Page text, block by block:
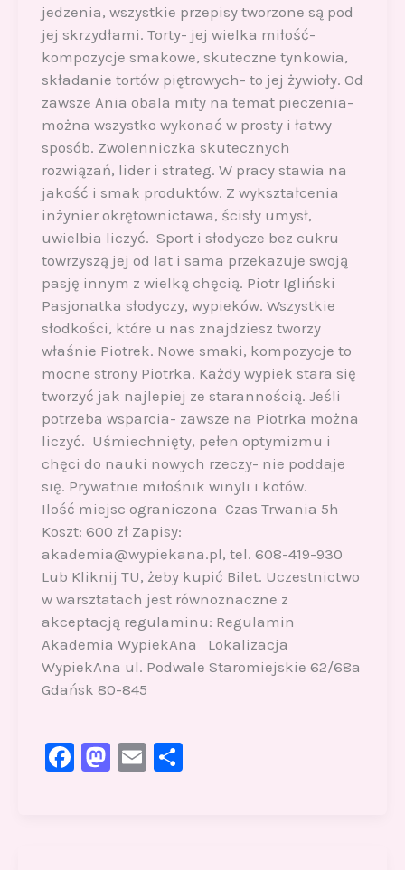
jedzenia, wszystkie przepisy tworzone są pod
jej skrzydłami. Torty- jej wielka miłość-
kompozycje smakowe, skuteczne tynkowia,
składanie tortów piętrowych- to jej żywioły. Od
zawsze Ania obala mity na temat pieczenia-
można wszystko wykonać w prosty i łatwy
sposób. Zwolenniczka skutecznych
rozwiązań, lider i strateg. W pracy stawia na
jakość i smak produktów. Z wykształcenia
inżynier okrętownictawa, ścisły umysł,
uwielbia liczyć. Sport i słodycze bez cukru
towrzyszą jej od lat i sama przekazuje swoją
pasję innym z wielką chęcią. Piotr Igliński
Pasjonatka słodyczy, wypieków. Wszystkie
słodkości, które u nas znajdziesz tworzy
właśnie Piotrek. Nowe smaki, kompozycje to
mocne strony Piotrka. Każdy wypiek stara się
tworzyć jak najlepiej ze starannością. Jeśli
potrzeba wsparcia- zawsze na Piotrka można
liczyć. Uśmiechnięty, pełen optymizmu i
chęci do nauki nowych rzeczy- nie poddaje
się. Prywatnie miłośnik winyli i kotów.
Ilość miejsc ograniczona Czas Trwania 5h
Koszt: 600 zł Zapisy:
akademia@wypiekana.pl, tel. 608-419-930
Lub Kliknij TU, żeby kupić Bilet. Uczestnictwo
w warsztatach jest równoznaczne z
akceptacją regulaminu: Regulamin
Akademia WypiekAna Lokalizacja
WypiekAna ul. Podwale Staromiejskie 62/68a
Gdańsk 80-845
F
M E S